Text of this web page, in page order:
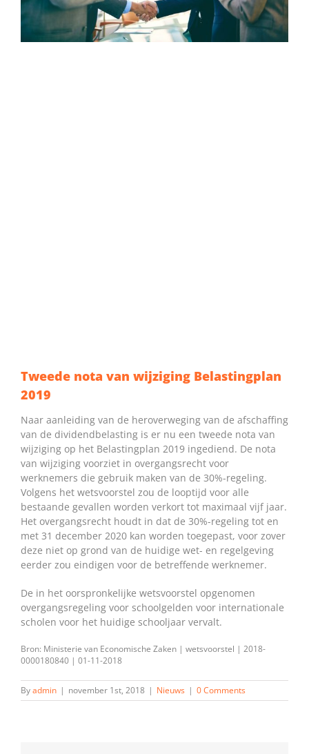
Tweede nota van wijziging Belastingplan
2019
Naar aanleiding van de heroverweging van de afschaffing
van de dividendbelasting is er nu een tweede nota van
wijziging op het Belastingplan 2019 ingediend. De nota
van wijziging voorziet in overgangsrecht voor
werknemers die gebruik maken van de 30%-regeling.
Volgens het wetsvoorstel zou de looptijd voor alle
bestaande gevallen worden verkort tot maximaal vijf jaar.
Het overgangsrecht houdt in dat de 30%-regeling tot en
met 31 december 2020 kan worden toegepast, voor zover
deze niet op grond van de huidige wet- en regelgeving
eerder zou eindigen voor de betreffende werknemer.
De in het oorspronkelijke wetsvoorstel opgenomen
overgangsregeling voor schoolgelden voor internationale
scholen voor het huidige schooljaar vervalt.
Bron: Ministerie van Economische Zaken | wetsvoorstel | 2018-
0000180840 | 01-11-2018
Byadmin | november 1st, 2018 | Nieuws | 0 Comments